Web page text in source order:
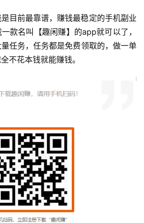
目前最靠谱，赚钱最稳定的手机副业
款名叫【趣闲赚】的app就可以了，
任务，任务都是免费领取的，做一单
不花本钱就能赚钱。